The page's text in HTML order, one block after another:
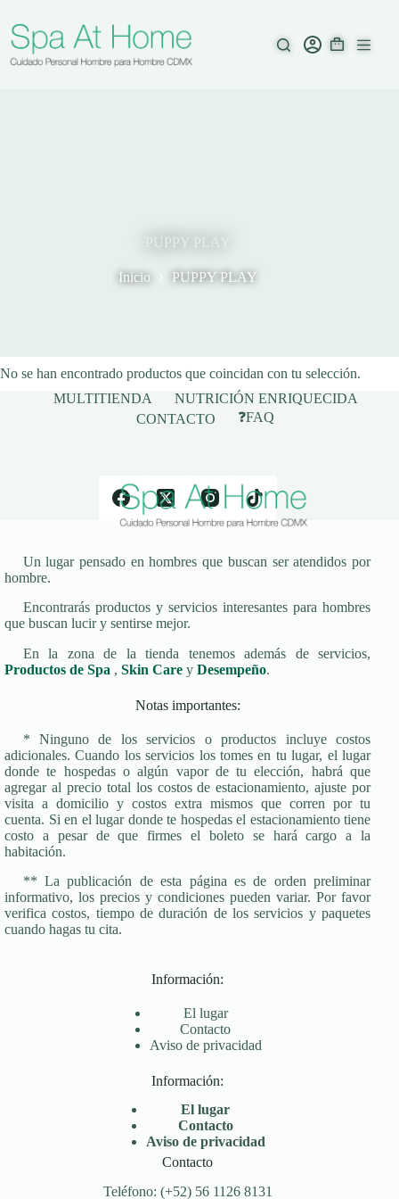
contenido
PUPPY PLAY
Inicio PUPPY PLAY
No se han encontrado productos que coincidan con tu selección.
MULTITIENDA
NUTRICIÓN ENRIQUECIDA
CONTACTO
❓FAQ
Un lugar pensado en hombres que buscan ser atendidos por
hombre.
Encontrarás productos y servicios interesantes para hombres
que buscan lucir y sentirse mejor.
En la zona de la tienda tenemos además de servicios,
Productos de Spa , Skin Care y Desempeño.
Notas importantes:
* Ninguno de los servicios o productos incluye costos
adicionales. Cuando los servicios los tomes en tu lugar, el lugar
donde te hospedas o algún vapor de tu elección, habrá que
agregar al precio total los costos de estacionamiento, ajuste por
visita a domicilio y costos extra mismos que corren por tu
cuenta. Si en el lugar donde te hospedas el estacionamiento tiene
costo a pesar de que firmes el boleto se hará cargo a la
habitación.
** La publicación de esta página es de orden preliminar
informativo, los precios y condiciones pueden variar. Por favor
verifica costos, tiempo de duración de los servicios y paquetes
cuando hagas tu cita.
Información:
El lugar
Contacto
Aviso de privacidad
Información:
El lugar
Contacto
Aviso de privacidad
Contacto
Teléfono: (+52) 56 1126 8131